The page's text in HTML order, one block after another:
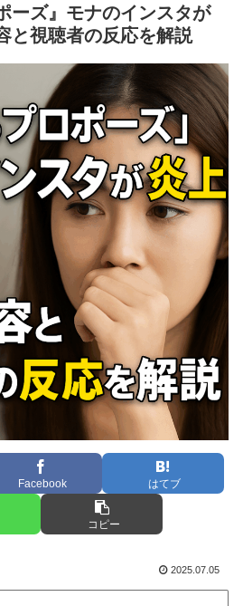
ーズ』モナのインスタが
と視聴者の反応を解説
Facebook はてブ
コピー
2025.07.05